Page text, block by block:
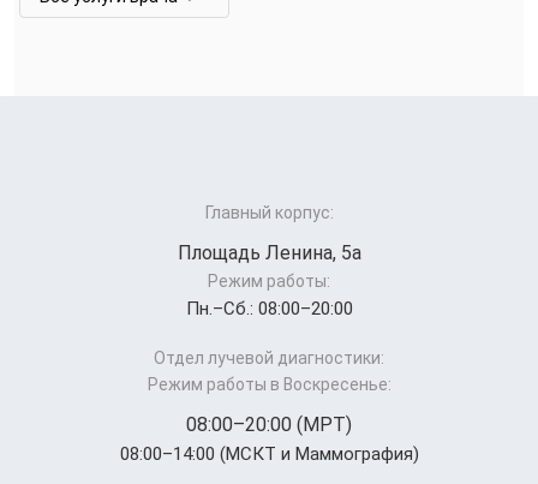
Главный корпус:
Площадь Ленина, 5а
Режим работы:
Пн.–Cб.: 08:00–20:00
Отдел лучевой диагностики:
Режим работы в Воскресенье:
08:00–20:00 (МРТ)
08:00–14:00 (МСКТ и Маммография)